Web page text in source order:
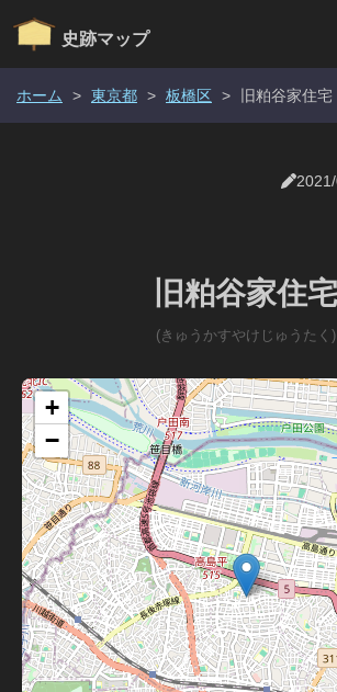
史跡マップ
ホーム > 東京都 > 板橋区 > 旧粕谷家住宅
旧粕谷家住宅
(きゅうかすやけじゅうたく)
+
−